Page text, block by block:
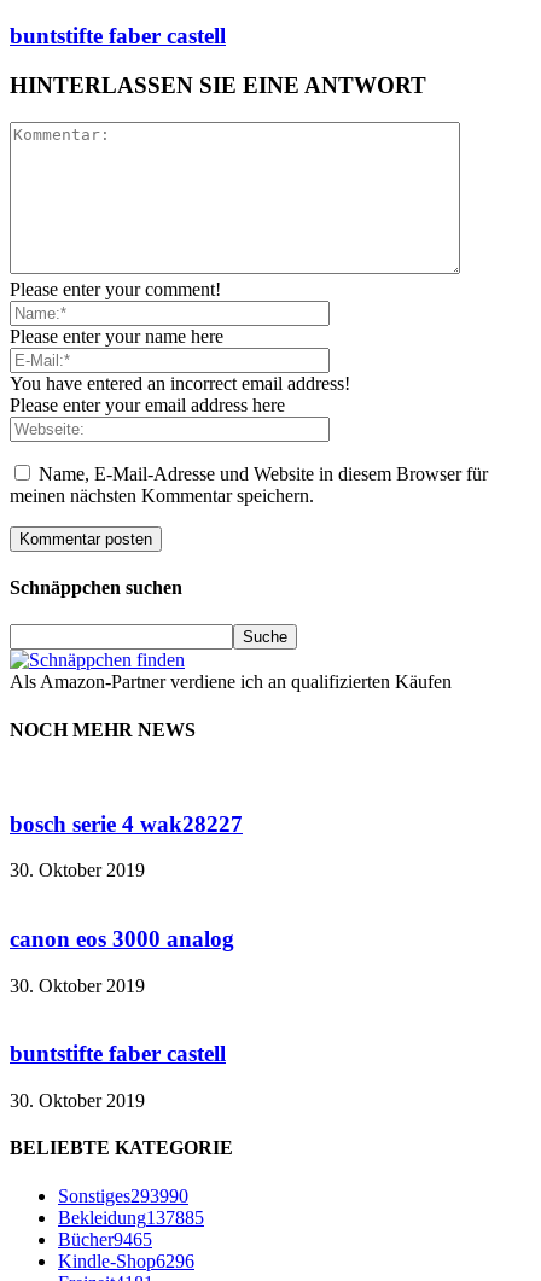
buntstifte faber castell
HINTERLASSEN SIE EINE ANTWORT
Please enter your comment!
Please enter your name here
You have entered an incorrect email address!
Please enter your email address here
Name, E-Mail-Adresse und Website in diesem Browser für
meinen nächsten Kommentar speichern.
Schnäppchen suchen
Als Amazon-Partner verdiene ich an qualifizierten Käufen
NOCH MEHR NEWS
bosch serie 4 wak28227
30. Oktober 2019
canon eos 3000 analog
30. Oktober 2019
buntstifte faber castell
30. Oktober 2019
BELIEBTE KATEGORIE
Sonstiges293990
Bekleidung137885
Bücher9465
Kindle-Shop6296